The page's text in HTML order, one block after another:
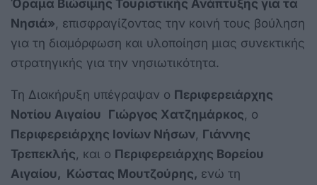
Όραμα Βιώσιμης Τουριστικής Ανάπτυξης για τα
Νησιά» , επισφραγίζοντας την κοινή τους βούληση
για τη διαμόρφωση και υλοποίηση μιας συνεκτικής
στρατηγικής για την νησιωτικότητα.
Τη Διακήρυξη υπέγραψαν ο Περιφερειάρχης
Νοτίου Αιγαίου Γιώργος Χατζημάρκος , ο
Περιφερειάρχης Ιονίων Νήσων Γιάννης
Τρεπεκλής , και ο Περιφερειάρχης Βορείου
Αιγαίου, Κώστας Μουτζούρης, ενώ τη